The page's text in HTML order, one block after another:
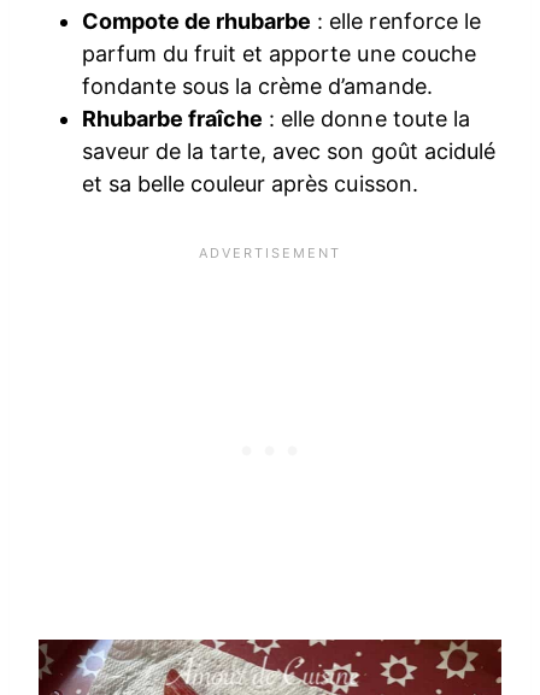
Compote de rhubarbe : elle renforce le
parfum du fruit et apporte une couche
fondante sous la crème d’amande.
Rhubarbe fraîche : elle donne toute la
saveur de la tarte, avec son goût acidulé
et sa belle couleur après cuisson.